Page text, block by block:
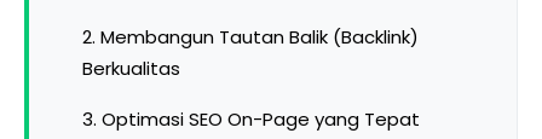
2. Membangun Tautan Balik (Backlink)
Berkualitas
3. Optimasi SEO On-Page yang Tepat